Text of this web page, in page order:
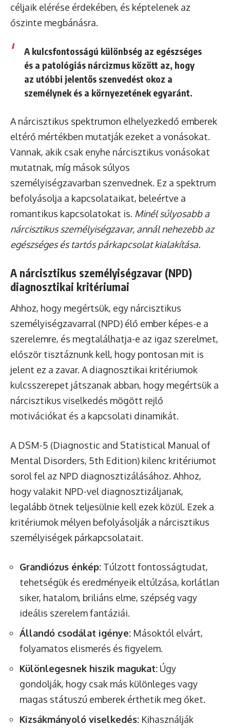
céljaik elérése érdekében, és képtelenek az
őszinte megbánásra.
A kulcsfontosságú különbség az egészséges
és a patológiás nárcizmus között az, hogy
az utóbbi jelentős szenvedést okoz a
személynek és a környezetének egyaránt.
A nárcisztikus spektrumon elhelyezkedő emberek
eltérő mértékben mutatják ezeket a vonásokat.
Vannak, akik csak enyhe nárcisztikus vonásokat
mutatnak, míg mások súlyos
személyiségzavarban szenvednek. Ez a spektrum
befolyásolja a kapcsolataikat, beleértve a
romantikus kapcsolatokat is. Minél súlyosabb a
nárcisztikus személyiségzavar, annál nehezebb az
egészséges és tartós párkapcsolat kialakítása.
A nárcisztikus személyiségzavar (NPD)
diagnosztikai kritériumai
Ahhoz, hogy megértsük, egy nárcisztikus
személyiségzavarral (NPD) élő ember képes-e a
szerelemre, és megtalálhatja-e az igaz szerelmet,
először tisztáznunk kell, hogy pontosan mit is
jelent ez a zavar. A diagnosztikai kritériumok
kulcsszerepet játszanak abban, hogy megértsük a
nárcisztikus viselkedés mögött rejlő
motivációkat és a kapcsolati dinamikát.
A DSM-5 (Diagnostic and Statistical Manual of
Mental Disorders, 5th Edition) kilenc kritériumot
sorol fel az NPD diagnosztizálásához. Ahhoz,
hogy valakit NPD-vel diagnosztizáljanak,
legalább ötnek teljesülnie kell ezek közül. Ezek a
kritériumok mélyen befolyásolják a nárcisztikus
személyiségek párkapcsolatait.
Grandiózus énkép: Túlzott fontosságtudat,
tehetségük és eredményeik eltúlzása, korlátlan
siker, hatalom, briliáns elme, szépség vagy
ideális szerelem fantáziái.
Állandó csodálat igénye: Másoktól elvárt,
folyamatos elismerés és figyelem.
Különlegesnek hiszik magukat: Úgy
gondolják, hogy csak más különleges vagy
magas státuszú emberek érthetik meg őket.
Kizsákmányoló viselkedés: Kihasználják